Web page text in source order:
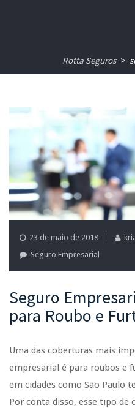
Rotta Seguros >
23 de maio de 2018
Seguro Empresarial
Seguro
para Roubo e
Uma das coberturas mais
empresarial é para roubos e
em cidades como São Paulo
Por conta disso, esse tipo